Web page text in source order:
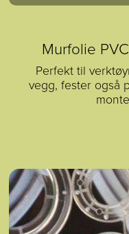
Murfolie
Perfekt til
vegg, fester også